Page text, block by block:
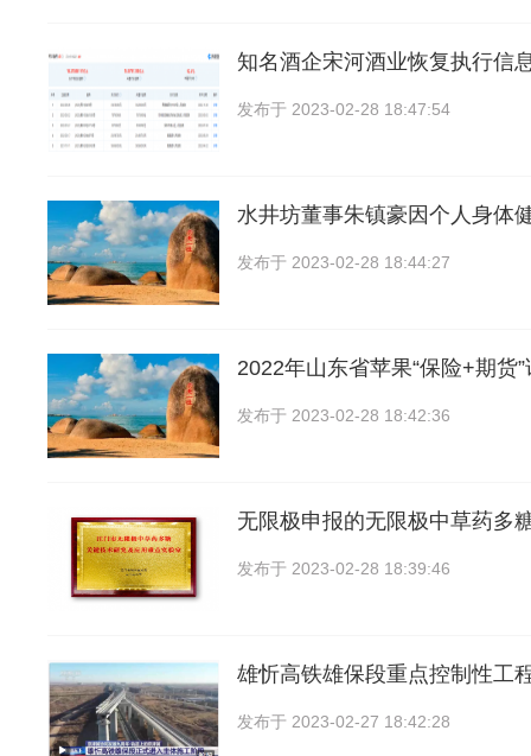
知名酒企宋河酒业恢复执行信
发布于 2023-02-28 18:47:54
水井坊董事朱镇豪因个人身体
发布于 2023-02-28 18:44:27
2022年山东省苹果“保险+期货
发布于 2023-02-28 18:42:36
无限极申报的无限极中草药多
发布于 2023-02-28 18:39:46
雄忻高铁雄保段重点控制性工
发布于 2023-02-27 18:42:28